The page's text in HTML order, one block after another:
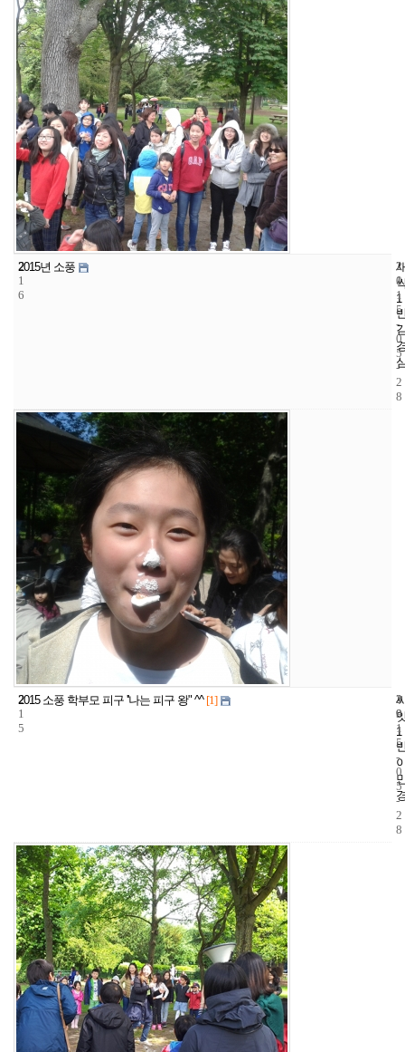
2
1
6
2015년 소풍
1
2
1
2
0
1
5
-
0
5
-
2
8
2
1
5
2015 소풍 학부모 피구 ''나는 피구 왕" ^^ [1]
1
3
9
2
0
1
5
-
0
5
-
2
8